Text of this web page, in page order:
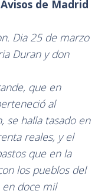
de Madrid
Dia 25 de marzo
Duran y don
que en
al
se halla tasado en
reales, y el
que en la
los pueblos del
en doce mil